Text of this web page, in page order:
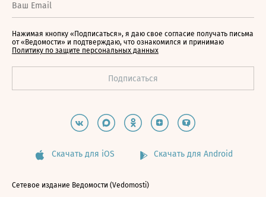
Нажимая кнопку «Подписаться», я даю свое согласие получать письма
от «Ведомости» и подтверждаю, что ознакомился и принимаю
Политику по защите персональных данных
Скачать для iOS Скачать для Android
Сетевое издание Ведомости (Vedomosti)